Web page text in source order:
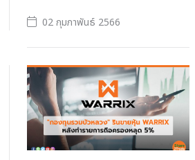
02 กุมภาพันธ์ 2566